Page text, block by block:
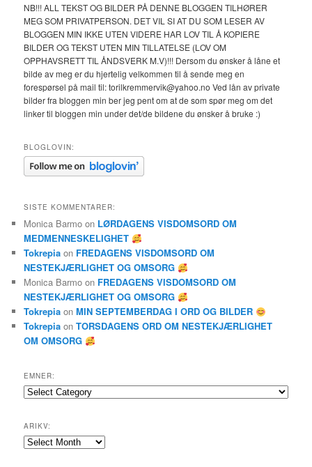
NB!!! ALL TEKST OG BILDER PÅ DENNE BLOGGEN TILHØRER
MEG SOM PRIVATPERSON. DET VIL SI AT DU SOM LESER AV
BLOGGEN MIN IKKE UTEN VIDERE HAR LOV TIL Å KOPIERE
BILDER OG TEKST UTEN MIN TILLATELSE (LOV OM
OPPHAVSRETT TIL ÅNDSVERK M.V)!!! Dersom du ønsker å låne et
bilde av meg er du hjertelig velkommen til å sende meg en
forespørsel på mail til: torilkremmervik@yahoo.no Ved lån av private
bilder fra bloggen min ber jeg pent om at de som spør meg om det
linker til bloggen min under det/de bildene du ønsker å bruke :)
BLOGLOVIN:
SISTE KOMMENTARER:
Monica Barmo on LØRDAGENS VISDOMSORD OM
MEDMENNESKELIGHET
Tokrepia on FREDAGENS VISDOMSORD OM
NESTEKJÆRLIGHET OG OMSORG
Monica Barmo on FREDAGENS VISDOMSORD OM
NESTEKJÆRLIGHET OG OMSORG
Tokrepia onMIN SEPTEMBERDAG I ORD OG BILDER
Tokrepia onTORSDAGENS ORD OM NESTEKJÆRLIGHET
OM OMSORG
EMNER:
Emner:
ARIKV:
Arikv: